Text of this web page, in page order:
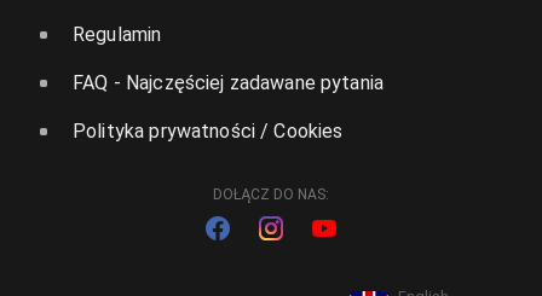
Regulamin
FAQ - Najczęściej zadawane pytania
Polityka prywatności / Cookies
DOŁĄCZ DO NAS: